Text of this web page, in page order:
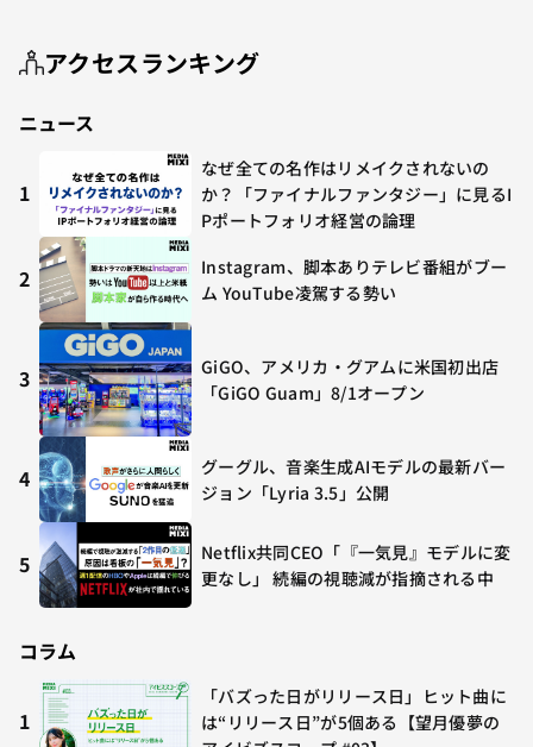
アクセスランキング
ニュース
1
なぜ全ての名作はリメイクされないの
か？「ファイナルファンタジー」に見るI
Pポートフォリオ経営の論理
2
Instagram、脚本ありテレビ番組がブー
ム YouTube凌駕する勢い
3
GiGO、アメリカ・グアムに米国初出店
「GiGO Guam」8/1オープン
4
グーグル、音楽生成AIモデルの最新バー
ジョン「Lyria 3.5」公開
5
Netflix共同CEO「『一気見』モデルに変
更なし」 続編の視聴減が指摘される中
コラム
1
「バズった日がリリース日」ヒット曲に
は“リリース日”が5個ある【望月優夢の